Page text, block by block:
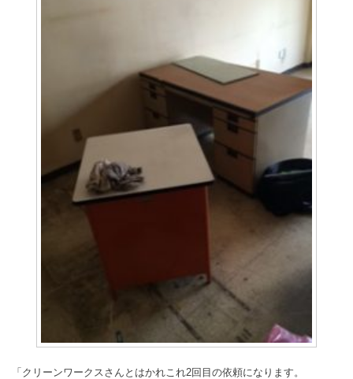
「クリーンワークスさんとはかれこれ2回目の依頼になります。